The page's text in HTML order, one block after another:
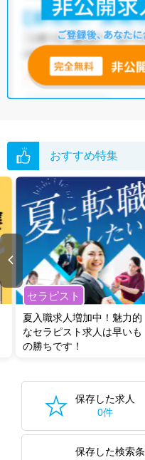
おすすめ特集
セラピスト
夏入職求人増加中！魅力的
なセラピスト求人は早いも
の勝ちです！
保存した求人
0件
保存した検索